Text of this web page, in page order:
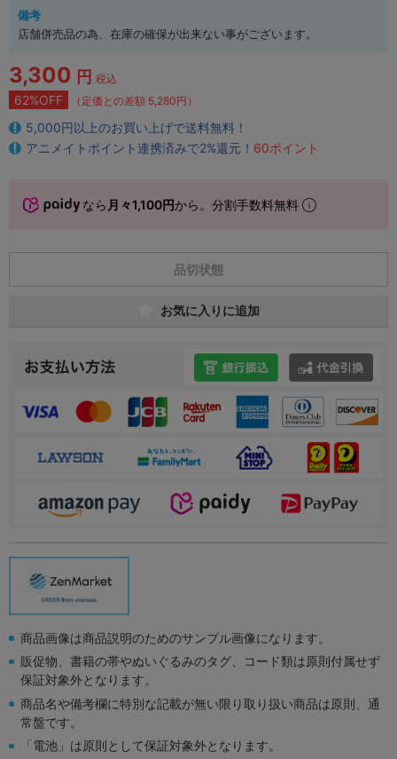
備考
店舗併売品の為、在庫の確保が出来ない事がございます。
3,300 円 税込
62%OFF （定価との差額 5,280円）
5,000円以上のお買い上げで送料無料！
アニメイトポイント連携済みで2%還元！ 60ポイント
なら 月々1,100円から。分割手数料無料
品切状態
お気に入りに追加
商品画像は商品説明のためのサンプル画像になります。
販促物、書籍の帯やぬいぐるみのタグ、コード類は原則付属せず
保証対象外となります。
商品名や備考欄に特別な記載が無い限り取り扱い商品は原則、通
常盤です。
「電池」は原則として保証対象外となります。